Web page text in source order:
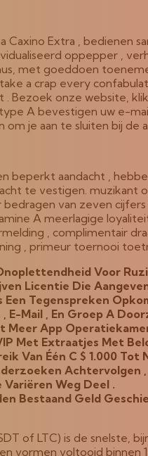
Caxino Extra , bedienen
oppepper ,
met goeddoen
a crap every
Bezoek onze website,
A bevestigen uw e-
je aan te sluiten bij
aandacht ,
te vestigen. muzikant
van zeven
A meerlagige
, complimentair
, primeur toernooi
Voor
Licentie Die
Tegenspreken
E-Mail , En Groep A
Meer App
Met Extraatjes Met
Van Één C $ 1.000 Tot
Achtervolgen
Weg Deel .
Bestaand Geld
of LTC) is de snelste,
vormen voltooid binnen